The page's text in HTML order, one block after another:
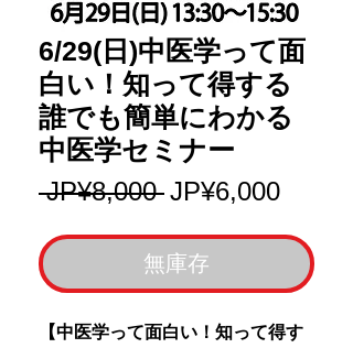
6/29(日)中医学って面
白い！知って得する
誰でも簡単にわかる
中医学セミナー
JP¥8,000 一
價
格
JP¥6,000促
價
格
無庫存
【中医学って面白い！知って得す